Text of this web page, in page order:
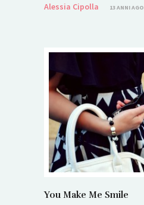
Alessia Cipolla
13 ANNI AGO
You Make Me Smile